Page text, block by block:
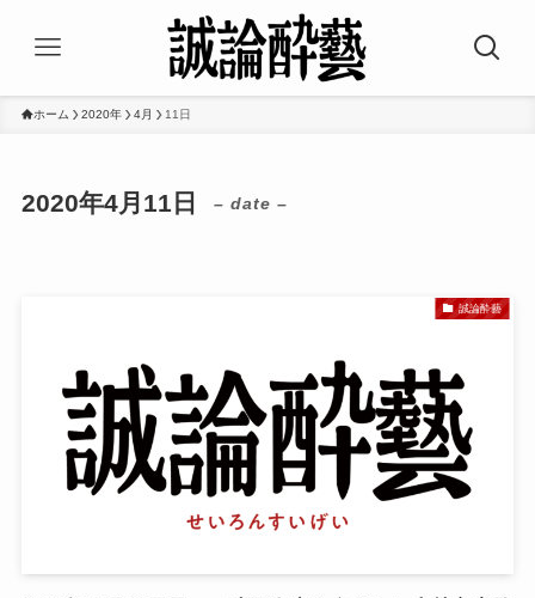
ホーム 2020年 4月 11日
2020年4月11日 – date –
誠論酔藝